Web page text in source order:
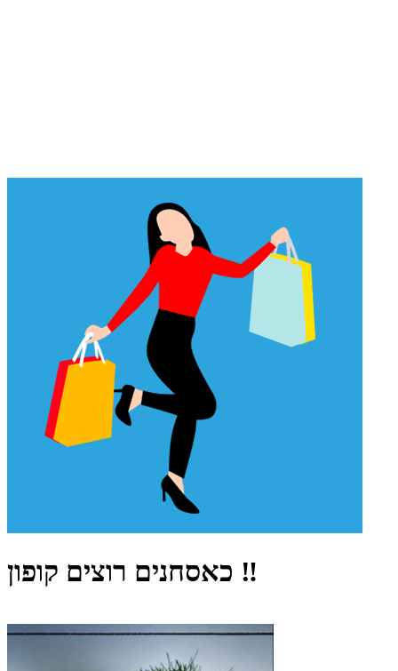
כאסחנים רוצים קופון ‼